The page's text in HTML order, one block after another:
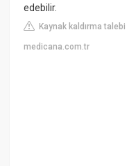
edebilir.
Kaynak kaldırma talebi
medicana.com.tr